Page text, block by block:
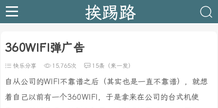
挨踢路
360WIFI弹广告
快乐分享 15,765次 15条（来一发）
自从公司的WIFI不靠谱之后（其实也是一直不靠谱），就想
着自己以前有一个360WIFI，于是拿来在公司的台式机使